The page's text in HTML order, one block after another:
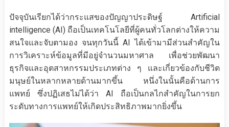
ปัจจุบันเรียกได้ว่ากระแสของปัญญาประดิษฐ์ Artificial
intelligence (AI) ถือเป็นเทคโนโลยีที่ผู้คนทั่วโลกต่างให้ความ
สนใจและจับตามอง จนทุกวันนี้ AI ได้เข้ามามีส่วนสำคัญใน
การวิเคราะห์ข้อมูลที่มีอยู่จำนวนมหาศาล เพื่อช่วยพัฒนา
ธุรกิจและอุตสาหกรรมประเภทต่าง ๆ และเกี่ยวข้องกับชีวิต
มนุษย์ในหลากหลายด้านมากขึ้น หนึ่งในนั้นคือด้านการ
แพทย์ ซึ่งปฏิเสธไม่ได้ว่า AI ถือเป็นกลไกสำคัญในการยก
ระดับทางการแพทย์ให้เกิดประสิทธิภาพมากยิ่งขึ้น